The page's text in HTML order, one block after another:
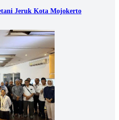
Jeruk Kota Mojokerto